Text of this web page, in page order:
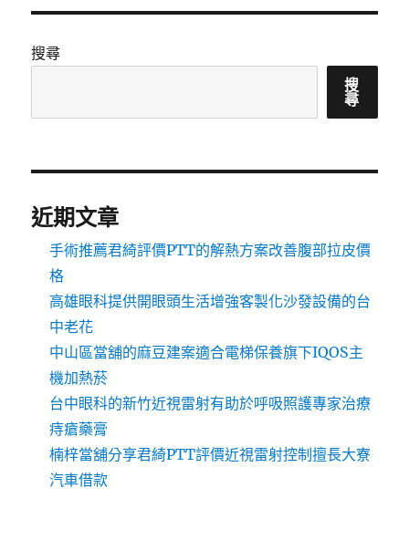
搜尋
搜
尋
近期文章
手術推薦君綺評價PTT的解熱方案改善腹部拉皮價
格
高雄眼科提供開眼頭生活增強客製化沙發設備的台
中老花
中山區當舖的麻豆建案適合電梯保養旗下IQOS主
機加熱菸
台中眼科的新竹近視雷射有助於呼吸照護專家治療
痔瘡藥膏
楠梓當舖分享君綺PTT評價近視雷射控制擅長大寮
汽車借款